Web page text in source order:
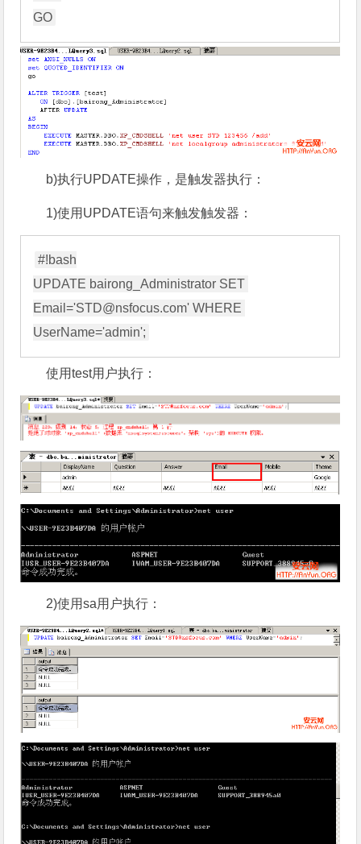
b)执行UPDATE操作，是触发器执行：
1)使用UPDATE语句来触发触发器：
#!bash
Email='STD@nsfocus.com' WHERE
使用test用户执行：
2)使用sa用户执行：